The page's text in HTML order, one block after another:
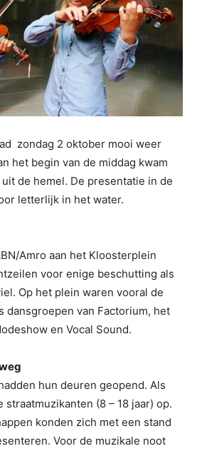
zondag 2 oktober mooi weer
het begin van de middag kwam
de hemel. De presentatie in de
letterlijk in het water.
Amro aan het Kloosterplein
voor enige beschutting als
Op het plein waren vooral de
dansgroepen van Factorium, het
en Vocal Sound.
hun deuren geopend. Als
(8 – 18 jaar) op.
konden zich met een stand
Voor de muzikale noot